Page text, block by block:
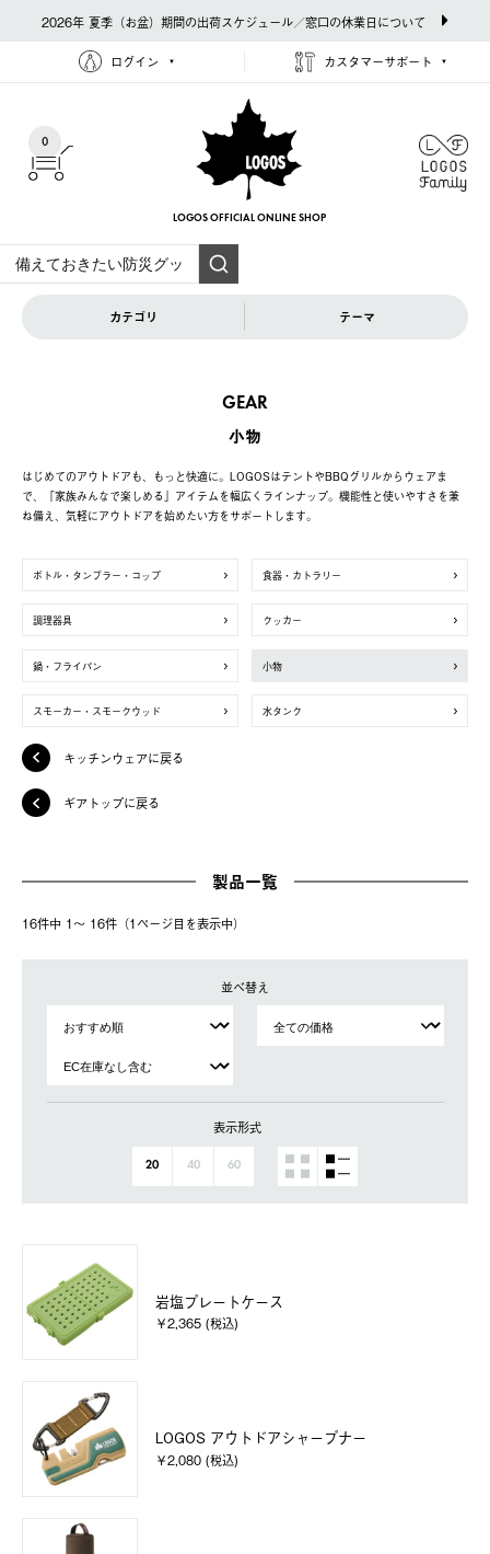
2026年 夏季（お盆）期間の出荷スケジュール／窓口の休業日について
ログイン カスタマーサポート
0
LOGOS OFFICIAL ONLINE SHOP
カテゴリ テーマ
GEAR
小物
はじめてのアウトドアも、もっと快適に。LOGOSはテントやBBQグリルからウェアま
で、「家族みんなで楽しめる」アイテムを幅広くラインナップ。機能性と使いやすさを兼
ね備え、気軽にアウトドアを始めたい方をサポートします。
ボトル・タンブラー・コップ 食器・カトラリー
調理器具 クッカー
鍋・フライパン 小物
スモーカー・スモークウッド 水タンク
キッチンウェアに戻る
ギアトップに戻る
製品一覧
16件中 1〜 16件（1ページ⽬を表⽰中）
並べ替え
表示形式
20 40 60
岩塩プレートケース
￥2,365 (税込)
LOGOS アウトドアシャープナー
￥2,080 (税込)